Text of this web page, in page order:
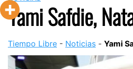
Yami Safdie,
Tiempo Libre - Noticias - Yami